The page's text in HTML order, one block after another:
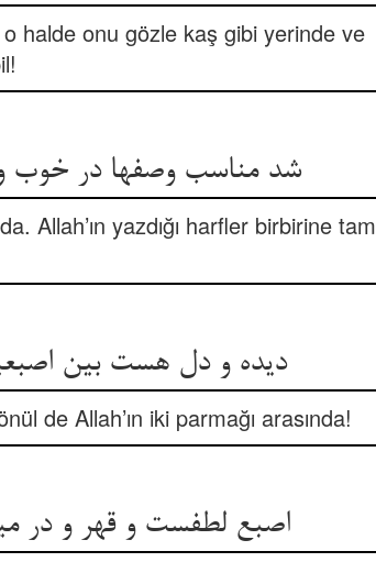
halde onu gözle kaş gibi yerinde ve
شد مناسب وصفها در
Allah’ın yazdığı harfler birbirine tam
دیده و دل هست بین
de Allah’ın iki parmağı arasında!
اصبع لطفست و قهر و در